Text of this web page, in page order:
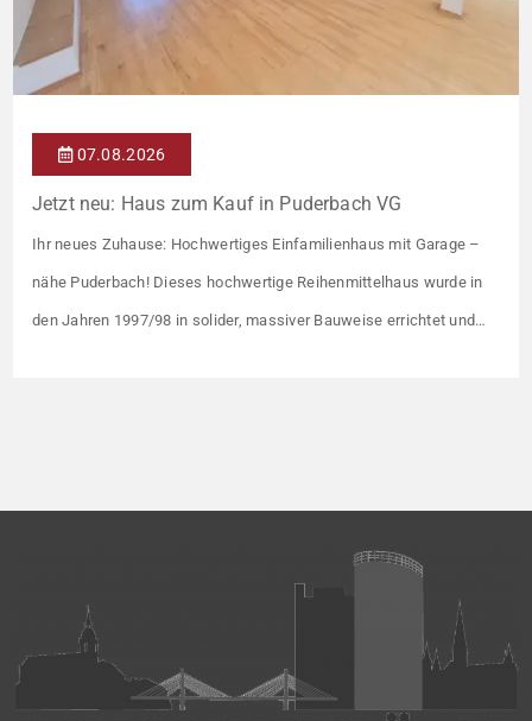
07.08.2026
Jetzt neu: Haus zum Kauf in Puderbach VG
Ihr neues Zuhause: Hochwertiges Einfamilienhaus mit Garage –
nähe Puderbach! Dieses hochwertige Reihenmittelhaus wurde in
den Jahren 1997/98 in solider, massiver Bauweise errichtet und